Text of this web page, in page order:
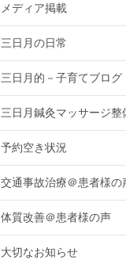
メディア掲載
三日月の日常
三日月的－子育てブログ
三日月鍼灸マッサージ整
予約空き状況
交通事故治療＠患者様の
体質改善＠患者様の声
大切なお知らせ